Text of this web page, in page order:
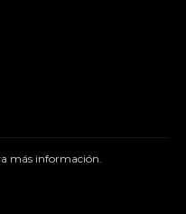
más información.